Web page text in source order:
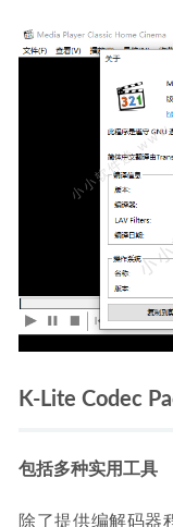
K-Lite Codec
包括多种实用工具
除了提供编解码器